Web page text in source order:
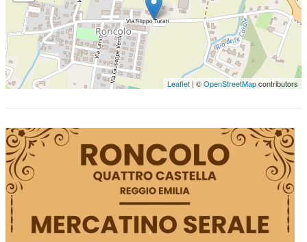
Leaflet | ©OpenStreetMapcontributors